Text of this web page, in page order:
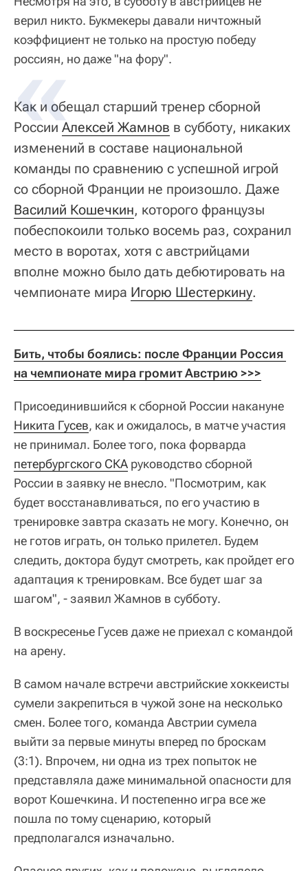
верил никто. Букмекеры давали ничтожный
коэффициент не только на простую победу
россиян, но даже "на фору".
Как и обещал старший тренер сборной
России Алексей Жамнов в субботу, никаких
изменений в составе национальной
команды по сравнению с успешной игрой
со сборной Франции не произошло. Даже
Василий Кошечкин, которого французы
побеспокоили только восемь раз, сохранил
место в воротах, хотя с австрийцами
вполне можно было дать дебютировать на
чемпионате мира Игорю Шестеркину.
Бить, чтобы боялись: после Франции Россия
на чемпионате мира громит Австрию >>>
Присоединившийся к сборной России накануне
Никита Гусев, как и ожидалось, в матче участия
не принимал. Более того, пока форварда
петербургского СКА руководство сборной
России в заявку не внесло. "Посмотрим, как
будет восстанавливаться, по его участию в
тренировке завтра сказать не могу. Конечно, он
не готов играть, он только прилетел. Будем
следить, доктора будут смотреть, как пройдет его
адаптация к тренировкам. Все будет шаг за
шагом", - заявил Жамнов в субботу.
В воскресенье Гусев даже не приехал с командой
на арену.
В самом начале встречи австрийские хоккеисты
сумели закрепиться в чужой зоне на несколько
смен. Более того, команда Австрии сумела
выйти за первые минуты вперед по броскам
(3:1). Впрочем, ни одна из трех попыток не
представляла даже минимальной опасности для
ворот Кошечкина. И постепенно игра все же
пошла по тому сценарию, который
предполагался изначально.